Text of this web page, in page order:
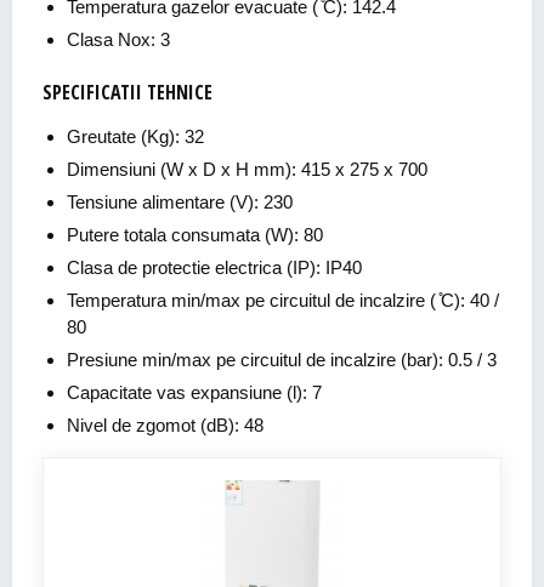
Temperatura gazelor evacuate ( ̊C): 142.4
Clasa Nox: 3
SPECIFICATII TEHNICE
Greutate (Kg): 32
Dimensiuni (W x D x H mm): 415 x 275 x 700
Tensiune alimentare (V): 230
Putere totala consumata (W): 80
Clasa de protectie electrica (IP): IP40
Temperatura min/max pe circuitul de incalzire ( ̊C): 40 /
80
Presiune min/max pe circuitul de incalzire (bar): 0.5 / 3
Capacitate vas expansiune (l): 7
Nivel de zgomot (dB): 48